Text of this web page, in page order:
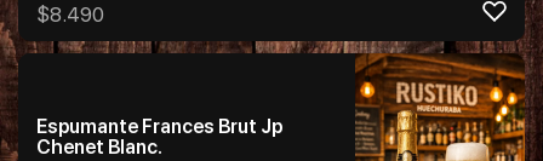
$8.490
Espumante Frances Brut Jp
Chenet Blanc.